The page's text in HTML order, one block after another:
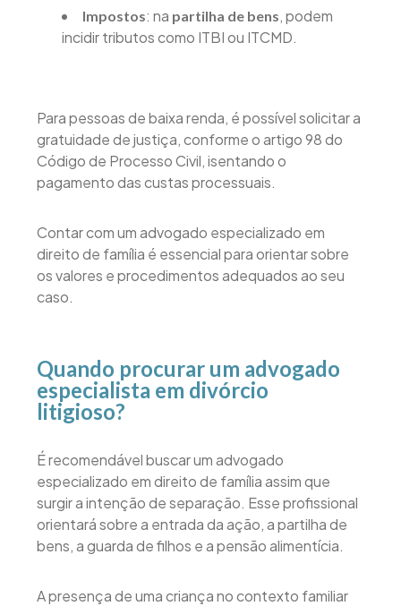
Impostos: na partilha de bens, podem
incidir tributos como ITBI ou ITCMD.
Para pessoas de baixa renda, é possível solicitar a
gratuidade de justiça, conforme o artigo 98 do
Código de Processo Civil, isentando o
pagamento das custas processuais.
Contar com um advogado especializado em
direito de família é essencial para orientar sobre
os valores e procedimentos adequados ao seu
caso.
Quando procurar um advogado
especialista em divórcio
litigioso?
É recomendável buscar um advogado
especializado em direito de família assim que
surgir a intenção de separação. Esse profissional
orientará sobre a entrada da ação, a partilha de
bens, a guarda de filhos e a pensão alimentícia.
A presença de uma criança no contexto familiar